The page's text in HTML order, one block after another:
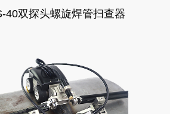
40双探头螺旋焊管扫查器